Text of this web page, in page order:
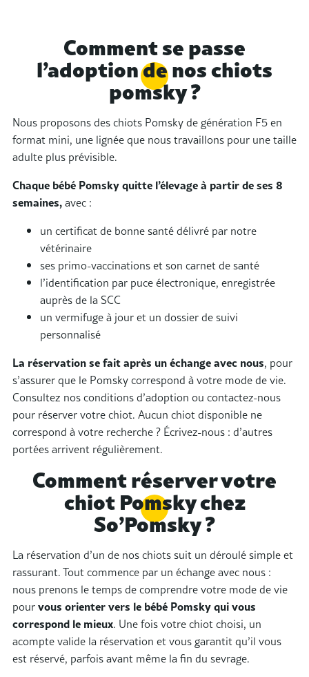
Comment se passe
l’adoption de nos chiots
pomsky ?
Nous proposons deschiots Pomsky de génération F5en
format mini, une lignée que nous travaillons pour une taille
adulte plus prévisible.
Chaque bébé Pomsky quitte l’élevage à partir de ses 8
semaines,avec :
un certificat de bonne santé délivré par notre
vétérinaire
ses primo-vaccinations et son carnet de santé
l’identification par puce électronique, enregistrée
auprès de la SCC
un vermifuge à jour et un dossier de suivi
personnalisé
La réservation se fait après un échange avec nous, pour
s’assurer que le Pomsky correspond à votre mode de vie.
Consultez nos conditions d’adoption ou contactez-nous
pour réserver votre chiot. Aucun chiot disponible ne
correspond à votre recherche ? Écrivez-nous : d’autres
portées arrivent régulièrement.
Comment réserver votre
chiot Pomsky chez
So’Pomsky ?
La réservation d’un de nos chiots suit un déroulé simple et
rassurant. Tout commence par un échange avec nous :
nous prenons le temps de comprendre votre mode de vie
pourvous orienter vers le bébé Pomsky qui vous
correspond le mieux. Une fois votre chiot choisi, un
acompte valide la réservation et vous garantit qu’il vous
est réservé, parfois avant même la fin du sevrage.